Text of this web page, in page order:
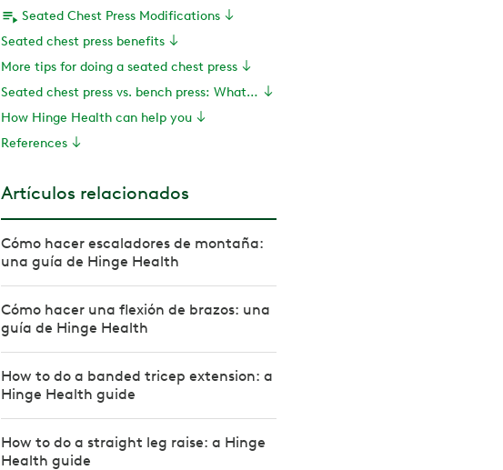
Seated Chest Press Modifications
Seated chest press benefits
More tips for doing a seated chest press
Seated chest press vs. bench press: What’s the difference?
How Hinge Health can help you
References
Artículos relacionados
Cómo hacer escaladores de montaña:
una guía de Hinge Health
Cómo hacer una flexión de brazos: una
guía de Hinge Health
How to do a banded tricep extension: a
Hinge Health guide
How to do a straight leg raise: a Hinge
Health guide